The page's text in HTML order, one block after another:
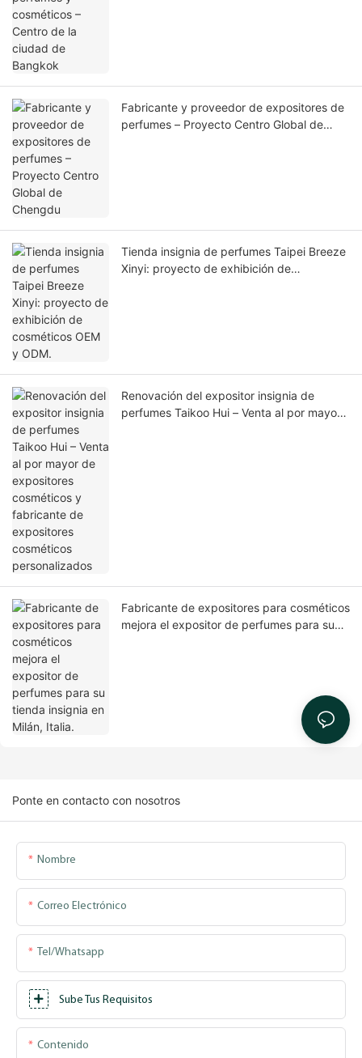
Fabricante y proveedor de expositores de
perfumes – Proyecto Centro Global de
Tienda insignia de perfumes Taipei Breeze
Xinyi: proyecto de exhibición de
Renovación del expositor insignia de
perfumes Taikoo Hui – Venta al por mayor
Fabricante de expositores para cosméticos
mejora el expositor de perfumes para su
Ponte en contacto con nosotros
Nombre
Correo Electrónico
Tel/whatsapp
Sube Tus Requisitos
Contenido